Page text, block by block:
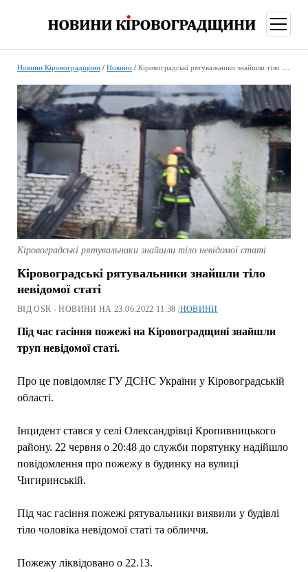
меню
Новини Кіровоградщини/ Новини/ Кіровоградські рятувальники знайшли тіло невідомої статі
Кіровоградські рятувальники знайшли тіло невідомої статі
Кіровоградські рятувальники знайшли тіло
невідомої статі
ВІД OSR - НОВИНИ НА 23.06.2022 11:38 |НОВИНИ
Під час гасіння пожежі на Кіровоградщині знайшли
труп невідомої статі.
Про це повідомляє ГУ ДСНС України у Кіровоградській
області.
Інцидент стався у селі Олександрівці Кропивницького
району. 22 червня о 20:48 до служби порятунку надійшло
повідомлення про пожежу в будинку на вулиці
Чигиринській.
Під час гасіння пожежі рятувальники виявили у будівлі
тіло чоловіка невідомої статі та обличчя.
Пожежу ліквідовано о 22.13.